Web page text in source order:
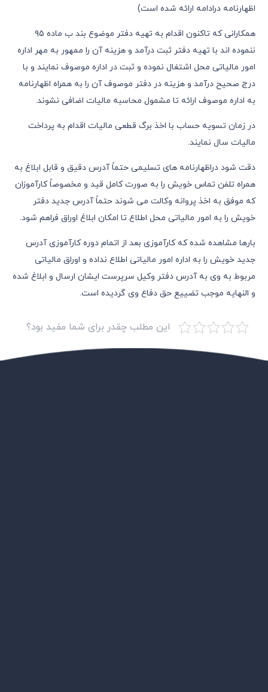
اظهارنامه درادامه ارائه شده است)
همکارانی که تاکنون اقدام به تهیه دفتر موضوع بند ب ماده ۹۵
ننموده اند با تهیه دفتر ثبت درآمد و هزینه آن را ممهور به مهر اداره
امور مالیاتی محل اشتغال نموده و ثبت در اداره موصوف نمایند و با
درج صحیح درآمد و هزینه در دفتر موصوف آن را به همراه اظهارنامه
به اداره موصوف ارائه تا مشمول محاسبه مالیات اضافی نشوند.
در زمان تسویه حساب با اخذ برگ قطعی مالیات اقدام به پرداخت
مالیات سال نمایند.
دقت شود دراظهارنامه های تسلیمی حتماً آدرس دقیق و قابل ابلاغ به
همراه تلفن تماس خویش را به صورت کامل قید و مخصوصاً کارآموزان
که موفق به اخذ پروانه وکالت می شوند حتماً آدرس جدید دفتر
خویش را به امور مالیاتی محل اطلاع تا امکان ابلاغ اوراق فراهم شود.
بارها مشاهده شده که کارآموزی بعد از اتمام دوره کارآموزی آدرس
جدید خویش را به اداره امور مالیاتی اطلاع نداده و اوراق مالیاتی
مربوط به وی به آدرس دفتر وکیل سرپرست ایشان ارسال و ابلاغ شده
و النهایه موجب تضییع حق دفاع وی گردیده است.
این مطلب چقدر برای شما مفید بود؟